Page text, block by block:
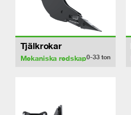
Tjälkrokar
Mekaniska redskap0-33ton